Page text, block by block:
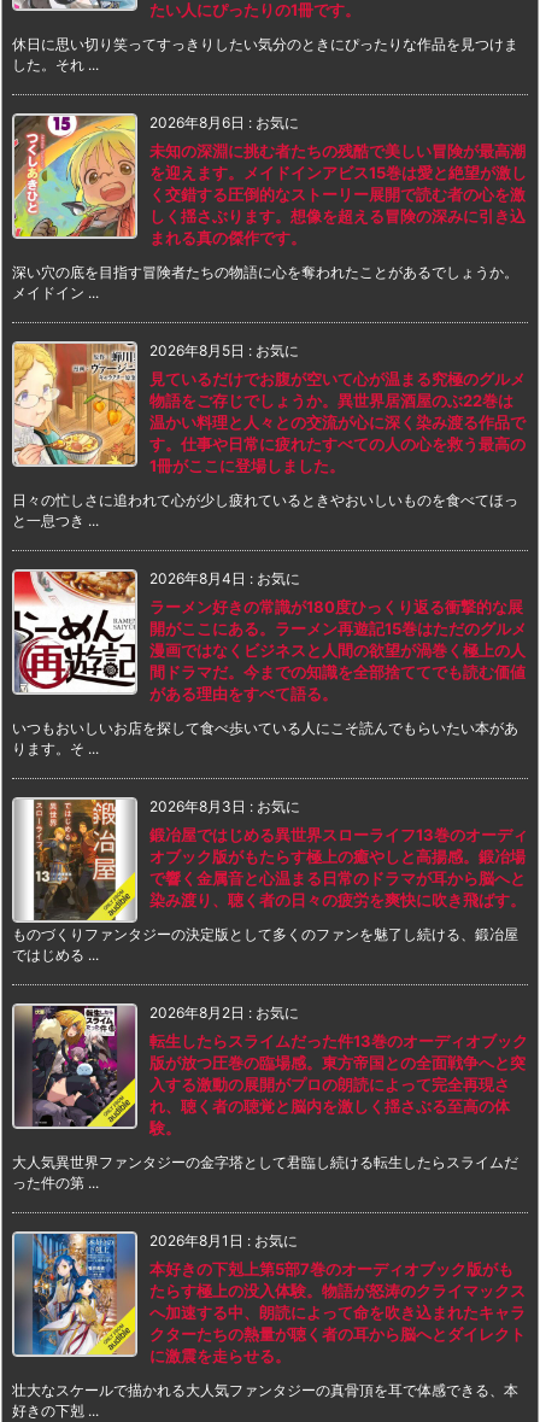
たい人にぴったりの1冊です。
休日に思い切り笑ってすっきりしたい気分のときにぴったりな作品を見つけま
した。それ ...
2026年8月6日 : お気に
未知の深淵に挑む者たちの残酷で美しい冒険が最高潮
を迎えます。メイドインアビス15巻は愛と絶望が激し
く交錯する圧倒的なストーリー展開で読む者の心を激
しく揺さぶります。想像を超える冒険の深みに引き込
まれる真の傑作です。
深い穴の底を目指す冒険者たちの物語に心を奪われたことがあるでしょうか。
メイドイン ...
2026年8月5日 : お気に
見ているだけでお腹が空いて心が温まる究極のグルメ
物語をご存じでしょうか。異世界居酒屋のぶ22巻は
温かい料理と人々との交流が心に深く染み渡る作品で
す。仕事や日常に疲れたすべての人の心を救う最高の
1冊がここに登場しました。
日々の忙しさに追われて心が少し疲れているときやおいしいものを食べてほっ
と一息つき ...
2026年8月4日 : お気に
ラーメン好きの常識が180度ひっくり返る衝撃的な展
開がここにある。ラーメン再遊記15巻はただのグルメ
漫画ではなくビジネスと人間の欲望が渦巻く極上の人
間ドラマだ。今までの知識を全部捨ててでも読む価値
がある理由をすべて語る。
いつもおいしいお店を探して食べ歩いている人にこそ読んでもらいたい本があ
ります。そ ...
2026年8月3日 : お気に
鍛冶屋ではじめる異世界スローライフ13巻のオーディ
オブック版がもたらす極上の癒やしと高揚感。鍛冶場
で響く金属音と心温まる日常のドラマが耳から脳へと
染み渡り、聴く者の日々の疲労を爽快に吹き飛ばす。
ものづくりファンタジーの決定版として多くのファンを魅了し続ける、鍛冶屋
ではじめる ...
2026年8月2日 : お気に
転生したらスライムだった件13巻のオーディオブック
版が放つ圧巻の臨場感。東方帝国との全面戦争へと突
入する激動の展開がプロの朗読によって完全再現さ
れ、聴く者の聴覚と脳内を激しく揺さぶる至高の体
験。
大人気異世界ファンタジーの金字塔として君臨し続ける転生したらスライムだ
った件の第 ...
2026年8月1日 : お気に
本好きの下剋上第5部7巻のオーディオブック版がも
たらす極上の没入体験。物語が怒涛のクライマックス
へ加速する中、朗読によって命を吹き込まれたキャラ
クターたちの熱量が聴く者の耳から脳へとダイレクト
に激震を走らせる。
壮大なスケールで描かれる大人気ファンタジーの真骨頂を耳で体感できる、本
好きの下剋 ...